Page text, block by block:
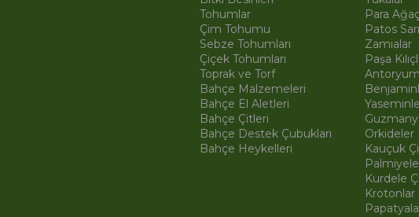
Tohumlar
Çim Tohumu
Sebze Tohumları
Çiçek Tohumları
Toprak ve Torf
Bahçe Malzemeleri
Bahçe El Aletleri
Bahçe Çitleri
Bahçe Destek Çubukları
Bahçe Heykelleri
Para
Patos
Zamialar
Paşa
Orkideler
Kauçuk
Kurdele
Krotonlar